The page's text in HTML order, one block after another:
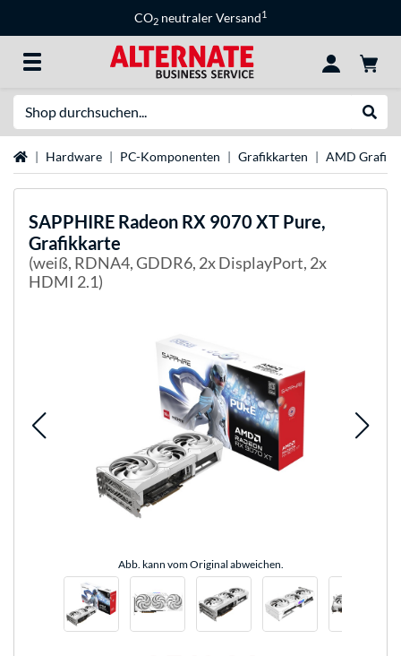
CO2 neutraler Versand1
StartseiteHardware PC-Komponenten Grafikkarten AMD
SAPPHIRE Radeon RX 9070 XT Pure,
Grafikkarte
(weiß, RDNA4, GDDR6, 2x DisplayPort, 2x
HDMI 2.1)
Abb. kann vom Original abweichen.